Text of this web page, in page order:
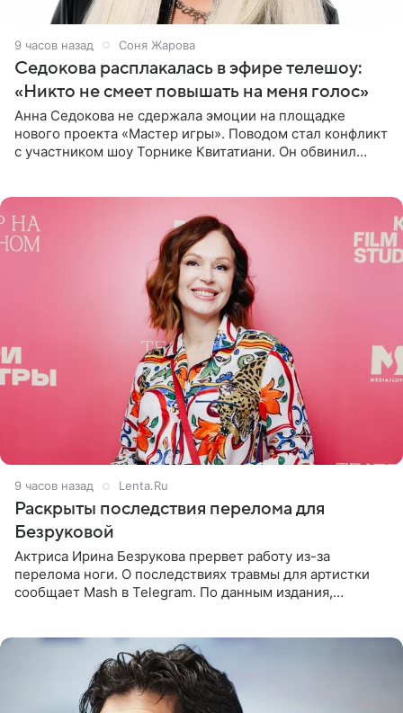
9 часов назад Соня Жарова
Седокова расплакалась в эфире телешоу:
«Никто не смеет повышать на меня голос»
Анна Седокова не сдержала эмоции на площадке
нового проекта «Мастер игры». Поводом стал конфликт
с участником шоу Торнике Квитатиани. Он обвинил
9 часов назад Lenta.Ru
Раскрыты последствия перелома для
Безруковой
Актриса Ирина Безрукова прервет работу из-за
перелома ноги. О последствиях травмы для артистки
сообщает Mash в Telegram. По данным издания,